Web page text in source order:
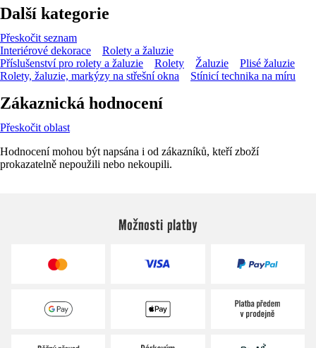
Další kategorie
Přeskočit seznam
Interiérové dekorace
Rolety a žaluzie
Příslušenství pro rolety a žaluzie
Rolety Žaluzie
Plisé žaluzie
Rolety, žaluzie, markýzy na střešní okna
Stínicí technika na míru
Zákaznická hodnocení
Přeskočit oblast
Hodnocení mohou být napsána i od zákazníků, kteří zboží
prokazatelně nepoužili nebo nekoupili.
Možnosti platby